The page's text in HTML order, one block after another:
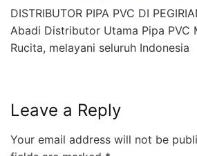
DISTRIBUTOR PIPA PVC DI
Abadi Distributor Utama Pipa PVC
Rucita, melayani seluruh Indonesia
Leave a Reply
Your email address will not be